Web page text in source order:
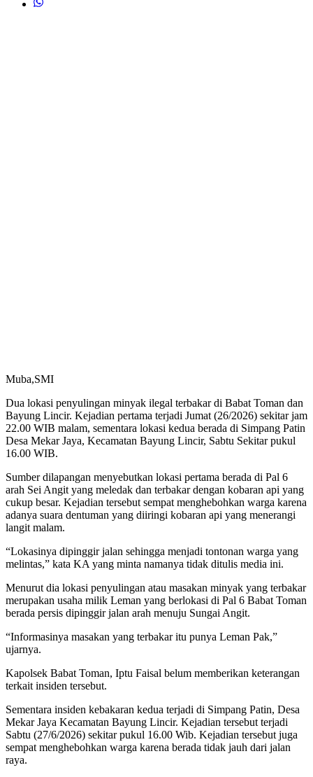
Muba,SMI
Dua lokasi penyulingan minyak ilegal terbakar di Babat Toman dan
Bayung Lincir. Kejadian pertama terjadi Jumat (26/2026) sekitar jam
22.00 WIB malam, sementara lokasi kedua berada di Simpang Patin
Desa Mekar Jaya, Kecamatan Bayung Lincir, Sabtu Sekitar pukul
16.00 WIB.
Sumber dilapangan menyebutkan lokasi pertama berada di Pal 6
arah Sei Angit yang meledak dan terbakar dengan kobaran api yang
cukup besar. Kejadian tersebut sempat menghebohkan warga karena
adanya suara dentuman yang diiringi kobaran api yang menerangi
langit malam.
“Lokasinya dipinggir jalan sehingga menjadi tontonan warga yang
melintas,” kata KA yang minta namanya tidak ditulis media ini.
Menurut dia lokasi penyulingan atau masakan minyak yang terbakar
merupakan usaha milik Leman yang berlokasi di Pal 6 Babat Toman
berada persis dipinggir jalan arah menuju Sungai Angit.
“Informasinya masakan yang terbakar itu punya Leman Pak,”
ujarnya.
Kapolsek Babat Toman, Iptu Faisal belum memberikan keterangan
terkait insiden tersebut.
Sementara insiden kebakaran kedua terjadi di Simpang Patin, Desa
Mekar Jaya Kecamatan Bayung Lincir. Kejadian tersebut terjadi
Sabtu (27/6/2026) sekitar pukul 16.00 Wib. Kejadian tersebut juga
sempat menghebohkan warga karena berada tidak jauh dari jalan
raya.